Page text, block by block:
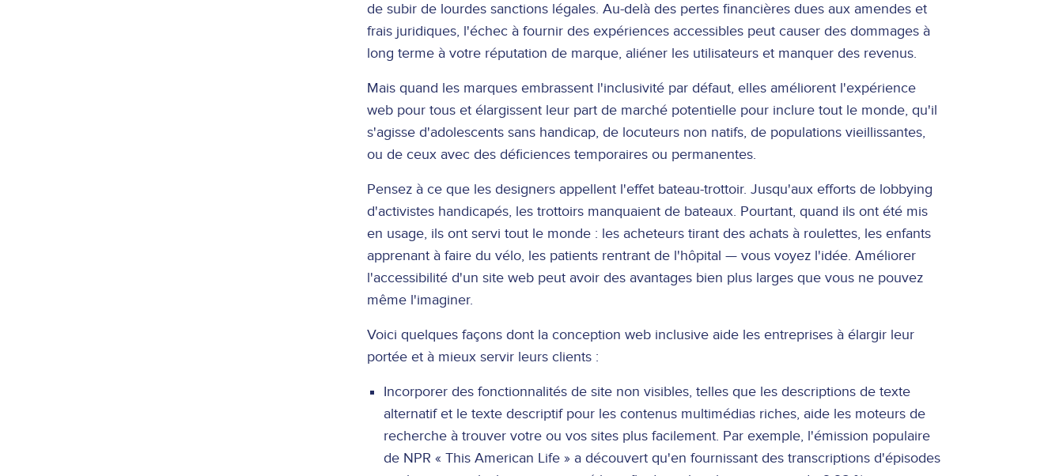
de subir de lourdes sanctions légales. Au-delà des pertes financières dues aux amendes et
frais juridiques, l'échec à fournir des expériences accessibles peut causer des dommages à
long terme à votre réputation de marque, aliéner les utilisateurs et manquer des revenus.
Mais quand les marques embrassent l'inclusivité par défaut, elles améliorent l'expérience
web pour tous et élargissent leur part de marché potentielle pour inclure tout le monde, qu'il
s'agisse d'adolescents sans handicap, de locuteurs non natifs, de populations vieillissantes,
ou de ceux avec des déficiences temporaires ou permanentes.
Pensez à ce que les designers appellent l'effet bateau-trottoir. Jusqu'aux efforts de lobbying
d'activistes handicapés, les trottoirs manquaient de bateaux. Pourtant, quand ils ont été mis
en usage, ils ont servi tout le monde : les acheteurs tirant des achats à roulettes, les enfants
apprenant à faire du vélo, les patients rentrant de l'hôpital — vous voyez l'idée. Améliorer
l'accessibilité d'un site web peut avoir des avantages bien plus larges que vous ne pouvez
même l'imaginer.
Voici quelques façons dont la conception web inclusive aide les entreprises à élargir leur
portée et à mieux servir leurs clients :
Incorporer des fonctionnalités de site non visibles, telles que les descriptions de texte
alternatif et le texte descriptif pour les contenus multimédias riches, aide les moteurs de
recherche à trouver votre ou vos sites plus facilement. Par exemple, l'émission populaire
de NPR « This American Life » a découvert qu'en fournissant des transcriptions d'épisodes